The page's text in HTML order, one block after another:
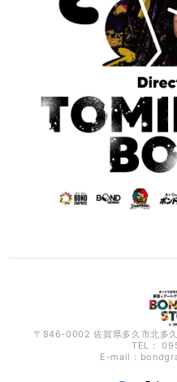
〒846-0002 佐賀県多久市北多
TEL：
E-mail：